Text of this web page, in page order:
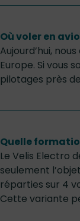
Où voler en
Aujourd’hui,
Europe. Si vous
pilotages près
Quelle
Le Velis Electro
seulement
réparties sur 4
Cette variante